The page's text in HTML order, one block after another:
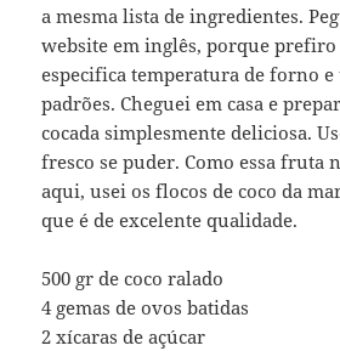
a mesma lista de ingredientes.
website em inglês, porque prefiro
especifica temperatura de forno e
padrões. Cheguei em casa e
cocada simplesmente deliciosa.
fresco se puder. Como essa fruta
aqui, usei os flocos de coco da
que é de excelente qualidade.
500 gr de coco ralado
4 gemas de ovos batidas
2 xícaras de açúcar